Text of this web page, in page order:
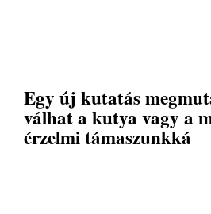
Egy új kutatás
válhat a kutya vagy a
érzelmi támaszunkká